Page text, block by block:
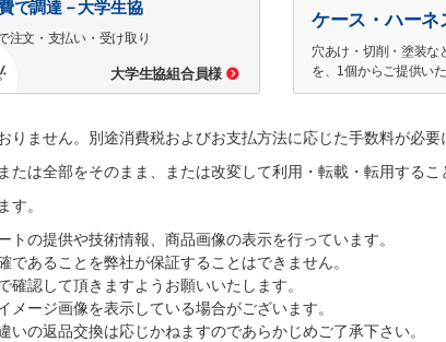
で調達－大学生協
注文・支払い・受け取り
大学生協組合員様
ケース・ハーネ
穴あけ・切削・塗装な
を、1個からご提供い
ません。別途消費税およびお支払方法に応じた手数料が必要
は全部をそのまま、または改変して利用・転載・転用するこ
す。
の提供や技術情報、商品画像の表示を行っています。
あることを弊社が保証することはできません。
認して頂きますようお願いいたします。
ージ画像を表示している場合がございます。
の返品交換は応じかねますのであらかじめご了承下さい。